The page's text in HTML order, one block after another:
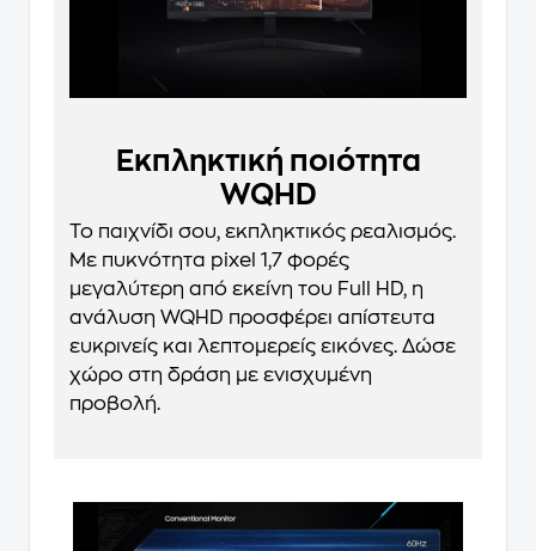
Εκπληκτική ποιότητα
WQHD
Το παιχνίδι σου, εκπληκτικός ρεαλισμός.
Με πυκνότητα pixel 1,7 φορές
μεγαλύτερη από εκείνη του Full HD, η
ανάλυση WQHD προσφέρει απίστευτα
ευκρινείς και λεπτομερείς εικόνες. Δώσε
χώρο στη δράση με ενισχυμένη
προβολή.